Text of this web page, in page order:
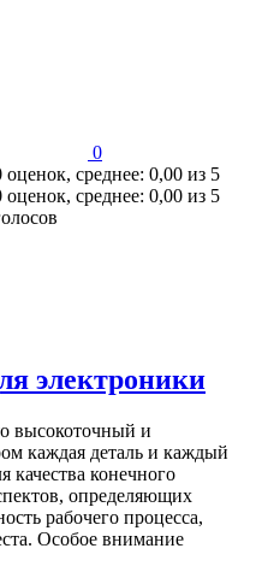
0
электроники
высокоточный и
каждая деталь и каждый
качества конечного
определяющих
рабочего процесса,
Особое внимание